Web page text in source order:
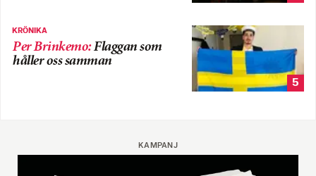
KRÖNIKA
Per Brinkemo:Flaggan som
håller oss samman
5
KAMPANJ